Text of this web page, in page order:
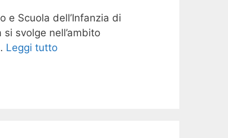
e Scuola dell’Infanzia di
svolge nell’ambito
Leggi tutto